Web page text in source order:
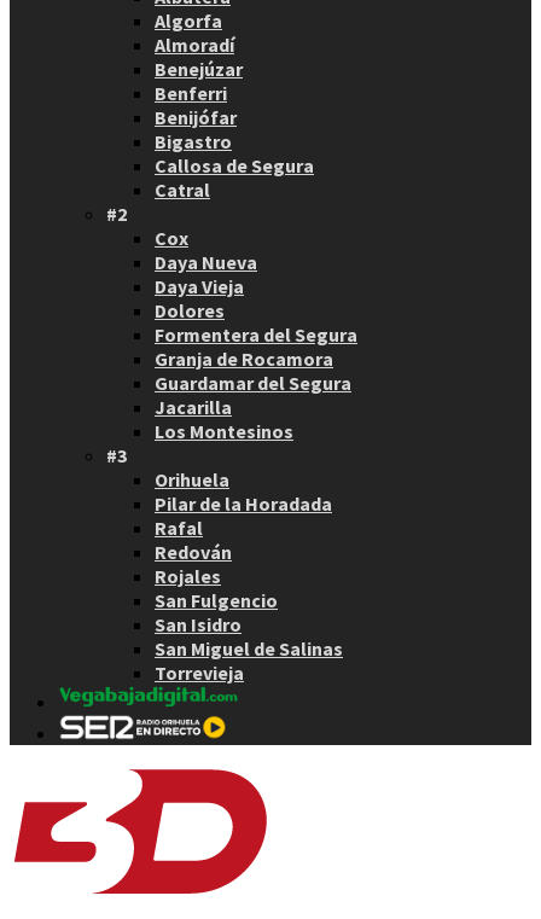
Algorfa
Almoradí
Benejúzar
Benferri
Benijófar
Bigastro
Callosa de Segura
Catral
#2
Cox
Daya Nueva
Daya Vieja
Dolores
Formentera del Segura
Granja de Rocamora
Guardamar del Segura
Jacarilla
Los Montesinos
#3
Orihuela
Pilar de la Horadada
Rafal
Redován
Rojales
San Fulgencio
San Isidro
San Miguel de Salinas
Torrevieja